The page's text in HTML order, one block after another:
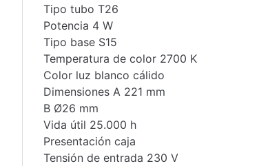
Tipo tubo T26
Potencia 4 W
Tipo base S15
Temperatura de color 2700 K
Color luz blanco cálido
Dimensiones A 221 mm
B Ø26 mm
Vida útil 25.000 h
Presentación caja
Tensión de entrada 230 V